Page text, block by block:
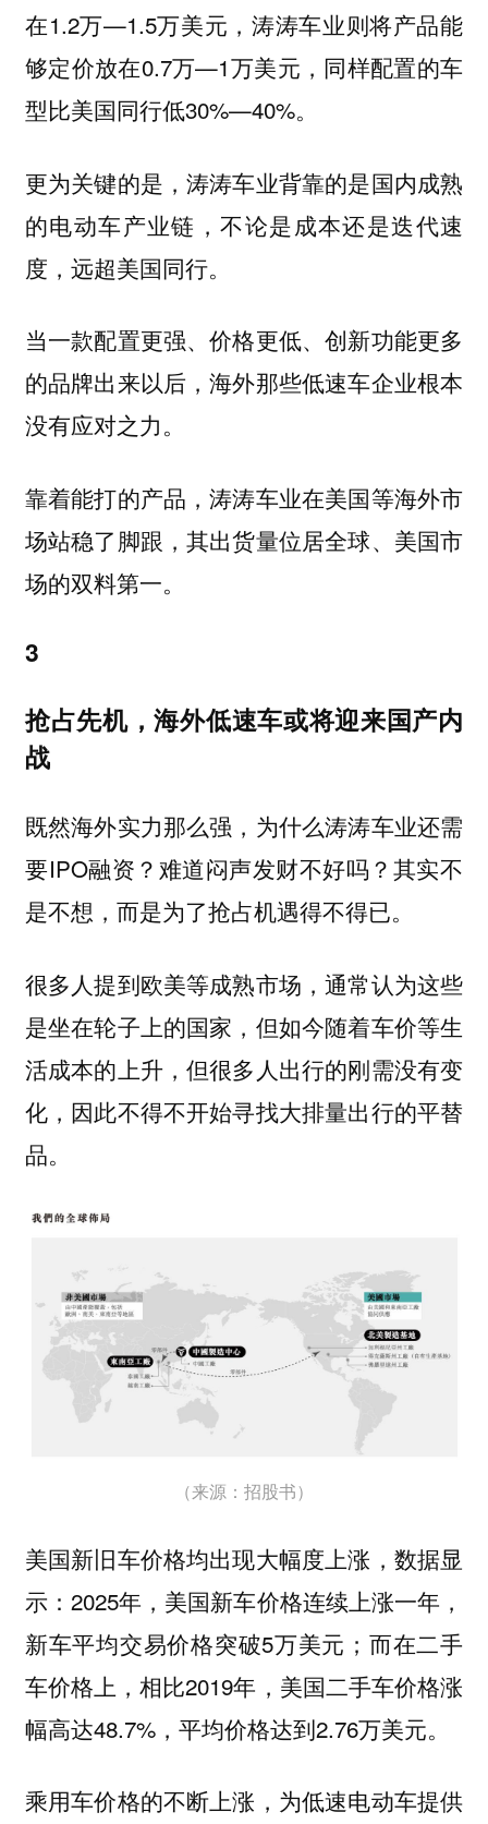
在1.2万—1.5万美元，涛涛车业则将产品能
够定价放在0.7万—1万美元，同样配置的车
型比美国同行低30%—40%。
更为关键的是，涛涛车业背靠的是国内成熟
的电动车产业链，不论是成本还是迭代速
度，远超美国同行。
当一款配置更强、价格更低、创新功能更多
的品牌出来以后，海外那些低速车企业根本
没有应对之力。
靠着能打的产品，涛涛车业在美国等海外市
场站稳了脚跟，其出货量位居全球、美国市
场的双料第一。
3
抢占先机，海外低速车或将迎来国产内
战
既然海外实力那么强，为什么涛涛车业还需
要IPO融资？难道闷声发财不好吗？其实不
是不想，而是为了抢占机遇得不得已。
很多人提到欧美等成熟市场，通常认为这些
是坐在轮子上的国家，但如今随着车价等生
活成本的上升，但很多人出行的刚需没有变
化，因此不得不开始寻找大排量出行的平替
品。
（来源：招股书）
美国新旧车价格均出现大幅度上涨，数据显
示：2025年，美国新车价格连续上涨一年，
新车平均交易价格突破5万美元；而在二手
车价格上，相比2019年，美国二手车价格涨
幅高达48.7%，平均价格达到2.76万美元。
乘用车价格的不断上涨，为低速电动车提供